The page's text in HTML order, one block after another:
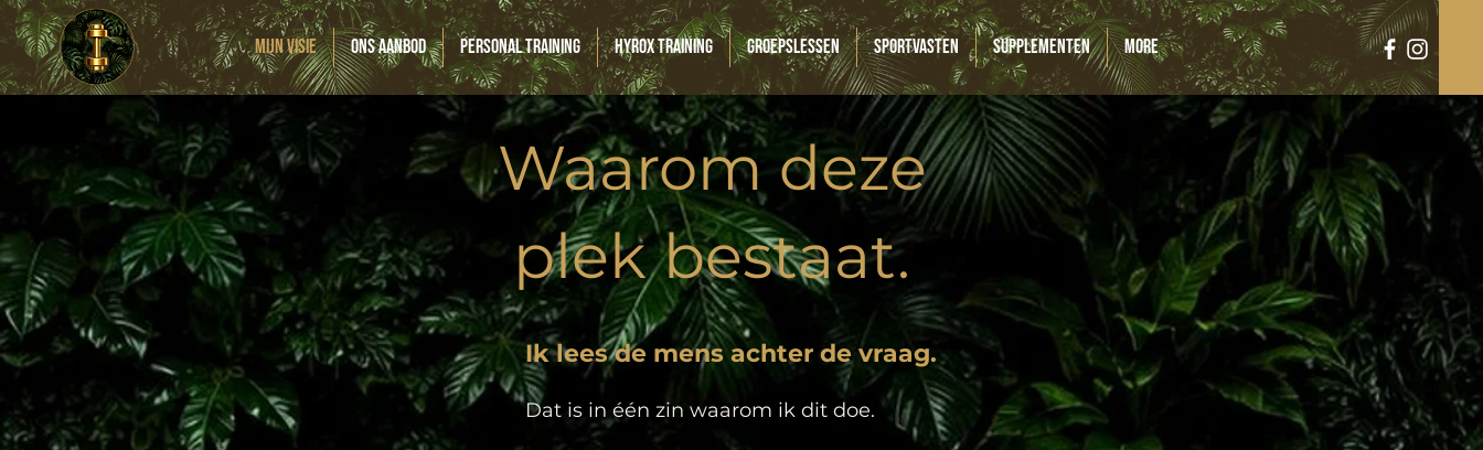
Mijn visie Ons aanbod Personal Training HYROX Training Groepslessen Sportvasten Supplementen More
Waarom deze
plek bestaat.
Ik lees de mens achter de vraag.
Dat is in één zin waarom ik dit doe.